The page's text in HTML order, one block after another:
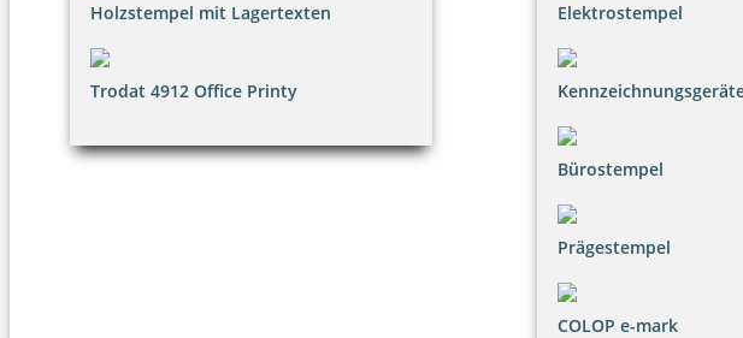
Holzstempel mit Lagertexten
Trodat 4912 Office Printy
Elektrostempel
Bürostempel
Prägestempel
COLOP e-mark